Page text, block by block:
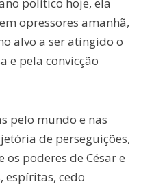
opressores amanhã,
alvo a ser atingido o
e pela convicção
pelo mundo e nas
de perseguições,
os poderes de César e
espíritas, cedo